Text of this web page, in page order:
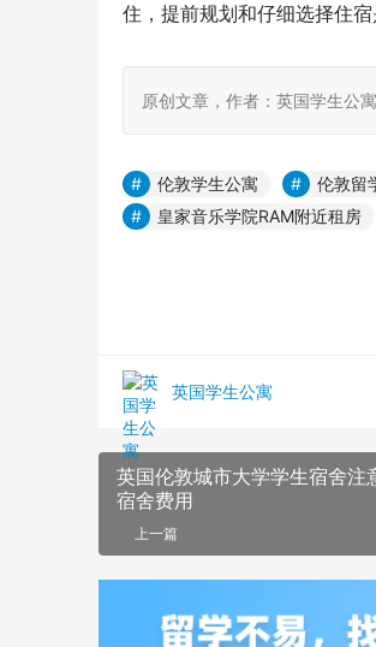
住，提前规划和仔细选择住
原创文章，作者：英国学生
伦敦学生公寓 伦敦留
皇家音乐学院RAM附近租房
英国学生公寓
英国伦敦城市大学学生宿舍注
宿舍费用
上一篇